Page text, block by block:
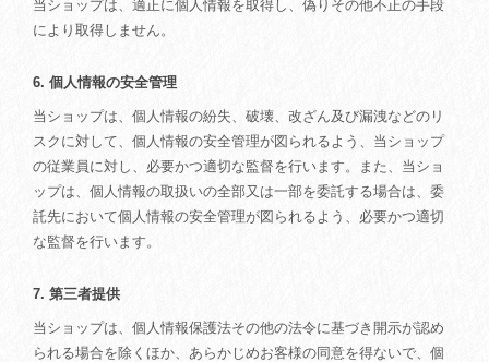
当ショップは、適正に個人情報を取得し、偽りその他不正の手段
により取得しません。
6. 個人情報の安全管理
当ショップは、個人情報の紛失、破壊、改ざん及び漏洩などのリ
スクに対して、個人情報の安全管理が図られるよう、当ショップ
の従業員に対し、必要かつ適切な監督を行います。また、当ショ
ップは、個人情報の取扱いの全部又は一部を委託する場合は、委
託先において個人情報の安全管理が図られるよう、必要かつ適切
な監督を行います。
7. 第三者提供
当ショップは、個人情報保護法その他の法令に基づき開示が認め
られる場合を除くほか、あらかじめお客様の同意を得ないで、個